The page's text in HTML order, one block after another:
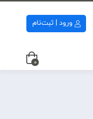
ورود | ثبت‌نام
0